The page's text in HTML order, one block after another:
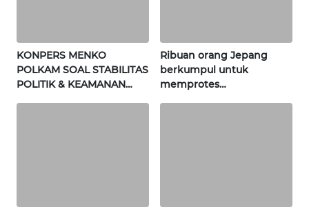
KONPERS MENKO
POLKAM SOAL STABILITAS
POLITIK & KEAMANAN
NASIONAL | Wahana
Terkini
Ribuan orang Jepang
berkumpul untuk
memprotes
pembangunan masjid
pertama di Fujisawa
Keterangan Pers Ketua
Soroti Ancaman, PLN
SUMBAR
WN